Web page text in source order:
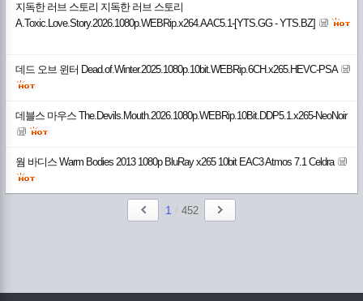
지독한 러브 스토리 지독한 러브 스토리
A.Toxic.Love.Story.2026.1080p.WEBRip.x264.AAC5.1-[YTS.GG - YTS.BZ]
데드 오브 윈터 Dead.of.Winter.2025.1080p.10bit.WEBRip.6CH.x265.HEVC-PSA
데블스 마우스 The.Devils.Mouth.2026.1080p.WEBRip.10Bit.DDP5.1.x265-NeoNoir
웜 바디스 Warm Bodies 2013 1080p BluRay x265 10bit EAC3 Atmos 7.1 Celdra
1 452